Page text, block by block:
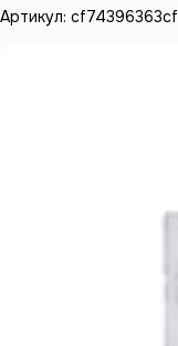
Артикул: cf74396363cf